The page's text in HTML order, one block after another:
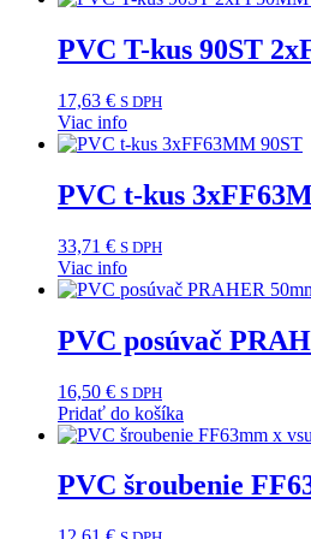
PVC T-kus 90ST
17,63 € S DPH
Viac info
PVC t-kus
33,71 € S DPH
Viac info
PVC posúvač
16,50 € S DPH
Pridať do košíka
PVC šroubenie